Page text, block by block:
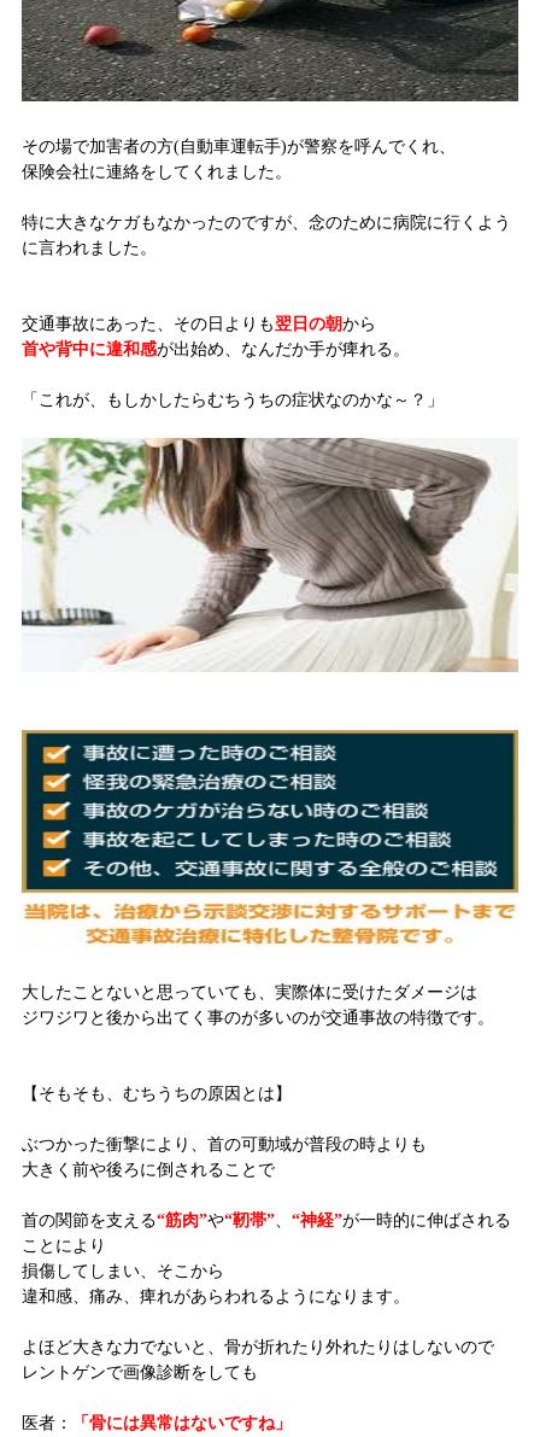
その場で加害者の方(自動車運転手)が警察を呼んでくれ、
保険会社に連絡をしてくれました。
特に大きなケガもなかったのですが、念のために病院に行くよう
に言われました。
交通事故にあった、その日よりも翌日の朝から
首や背中に違和感が出始め、なんだか手が痺れる。
「これが、もしかしたらむちうちの症状なのかな～？」
大したことないと思っていても、実際体に受けたダメージは
ジワジワと後から出てく事のが多いのが交通事故の特徴です。
【そもそも、むちうちの原因とは】
ぶつかった衝撃により、首の可動域が普段の時よりも
大きく前や後ろに倒されることで
首の関節を支える“筋肉”や“靭帯”、 “神経”が一時的に伸ばされる
ことにより
損傷してしまい、そこから
違和感、痛み、痺れがあらわれるようになります。
よほど大きな力でないと、骨が折れたり外れたりはしないので
レントゲンで画像診断をしても
医者：
「骨には異常はないですね」